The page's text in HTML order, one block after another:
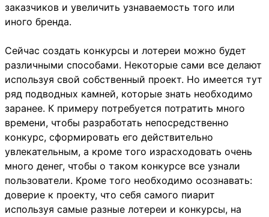
заказчиков и увеличить узнаваемость того или
иного бренда.
Сейчас создать конкурсы и лотереи можно будет
различными способами. Некоторые сами все делают
используя свой собственный проект. Но имеется тут
ряд подводных камней, которые знать необходимо
заранее. К примеру потребуется потратить много
времени, чтобы разработать непосредственно
конкурс, сформировать его действительно
увлекательным, а кроме того израсходовать очень
много денег, чтобы о таком конкурсе все узнали
пользователи. Кроме того необходимо осознавать:
доверие к проекту, что себя самого пиарит
используя самые разные лотереи и конкурсы, на